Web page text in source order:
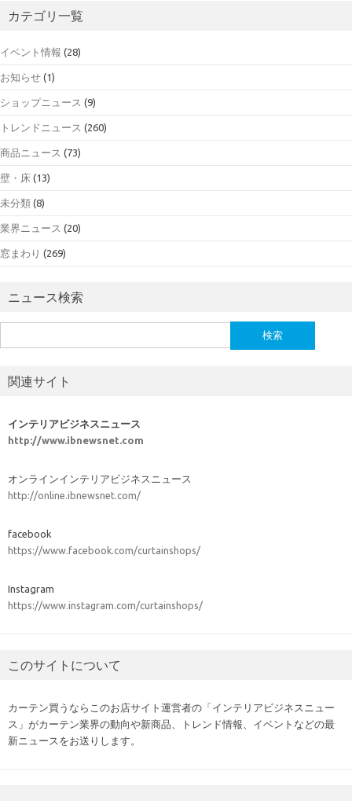
カテゴリ一覧
イベント情報 (28)
お知らせ (1)
ショップニュース (9)
トレンドニュース (260)
商品ニュース (73)
壁・床 (13)
未分類 (8)
業界ニュース (20)
窓まわり (269)
ニュース検索
索:
関連サイト
インテリアビジネスニュース
http://www.ibnewsnet.com
オンラインインテリアビジネスニュース
http://online.ibnewsnet.com/
facebook
https://www.facebook.com/curtainshops/
Instagram
https://www.instagram.com/curtainshops/
このサイトについて
カーテン買うならこのお店サイト運営者の「インテリアビジネスニュー
ス」がカーテン業界の動向や新商品、トレンド情報、イベントなどの最
新ニュースをお送りします。